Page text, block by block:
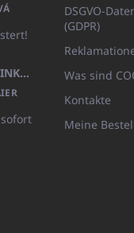
KÖRPERLOTION 1L OLIVIA THINKS (NACHFÜLLBARE VERPACKUNG)
DSGVO-
(GDPR)
Was sind
Kontakte
Meine